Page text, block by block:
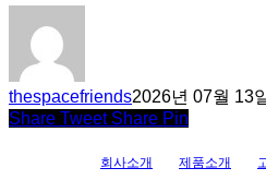
thespacefriends2026년 07월 13
Share Tweet Share Pin
회사소개 제품소개